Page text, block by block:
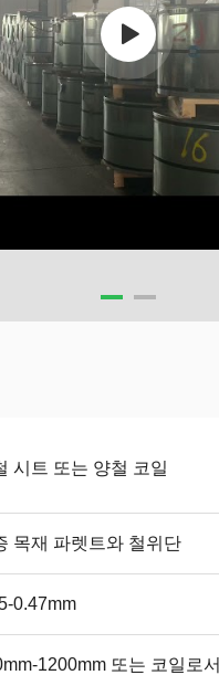
시트 또는 양철 코일
목재 파렛트와 철위단
0.47mm
1200mm 또는 코일로서